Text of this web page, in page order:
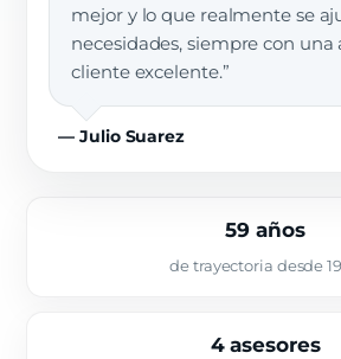
mejor y lo que realmente se
necesidades, siempre con una
cliente excelente.”
— Julio Suarez
59 años
de trayectoria desde
4 asesores